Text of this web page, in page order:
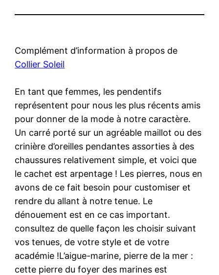
Complément d’information à propos de
Collier Soleil
En tant que femmes, les pendentifs
représentent pour nous les plus récents amis
pour donner de la mode à notre caractère.
Un carré porté sur un agréable maillot ou des
crinière d’oreilles pendantes assorties à des
chaussures relativement simple, et voici que
le cachet est arpentage ! Les pierres, nous en
avons de ce fait besoin pour customiser et
rendre du allant à notre tenue. Le
dénouement est en ce cas important.
consultez de quelle façon les choisir suivant
vos tenues, de votre style et de votre
académie !L’aigue-marine, pierre de la mer :
cette pierre du foyer des marines est